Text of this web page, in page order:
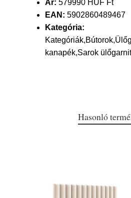
Ár: 579990 HUF Ft
EAN: 5902860489467
Kategória:
kanapék,Sarok
Hasonló